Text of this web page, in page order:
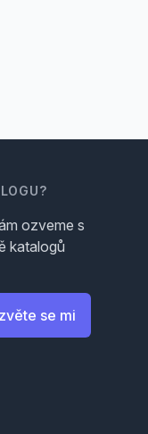
ozveme s
katalogů
se mi